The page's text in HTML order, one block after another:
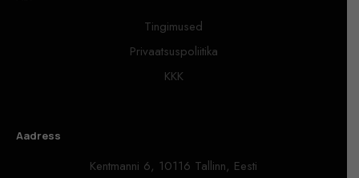
Tingimused
Privaatsuspoliitika
KKK
Aadress
Kentmanni 6, 10116 Tallinn, Eesti